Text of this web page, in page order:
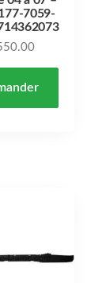
7059-